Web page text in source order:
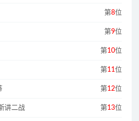
第8位
第9位
第10位
第11位
第12位
讲二战 第13位